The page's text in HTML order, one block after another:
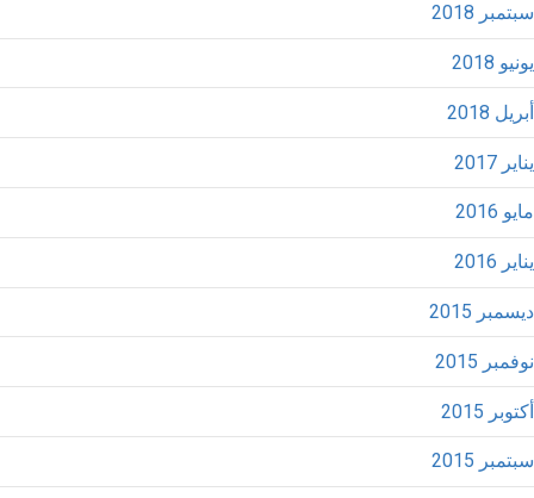
سبتمبر 2018
يونيو 2018
أبريل 2018
يناير 2017
مايو 2016
يناير 2016
ديسمبر 2015
نوفمبر 2015
أكتوبر 2015
سبتمبر 2015